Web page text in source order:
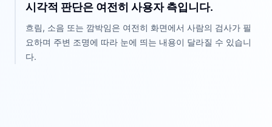
시각적 판단은 여전히 사용자 측입니다.
흐림, 소음 또는 깜박임은 여전히 화면에서 사람의 검사가 필
요하며 주변 조명에 따라 눈에 띄는 내용이 달라질 수 있습니
다.